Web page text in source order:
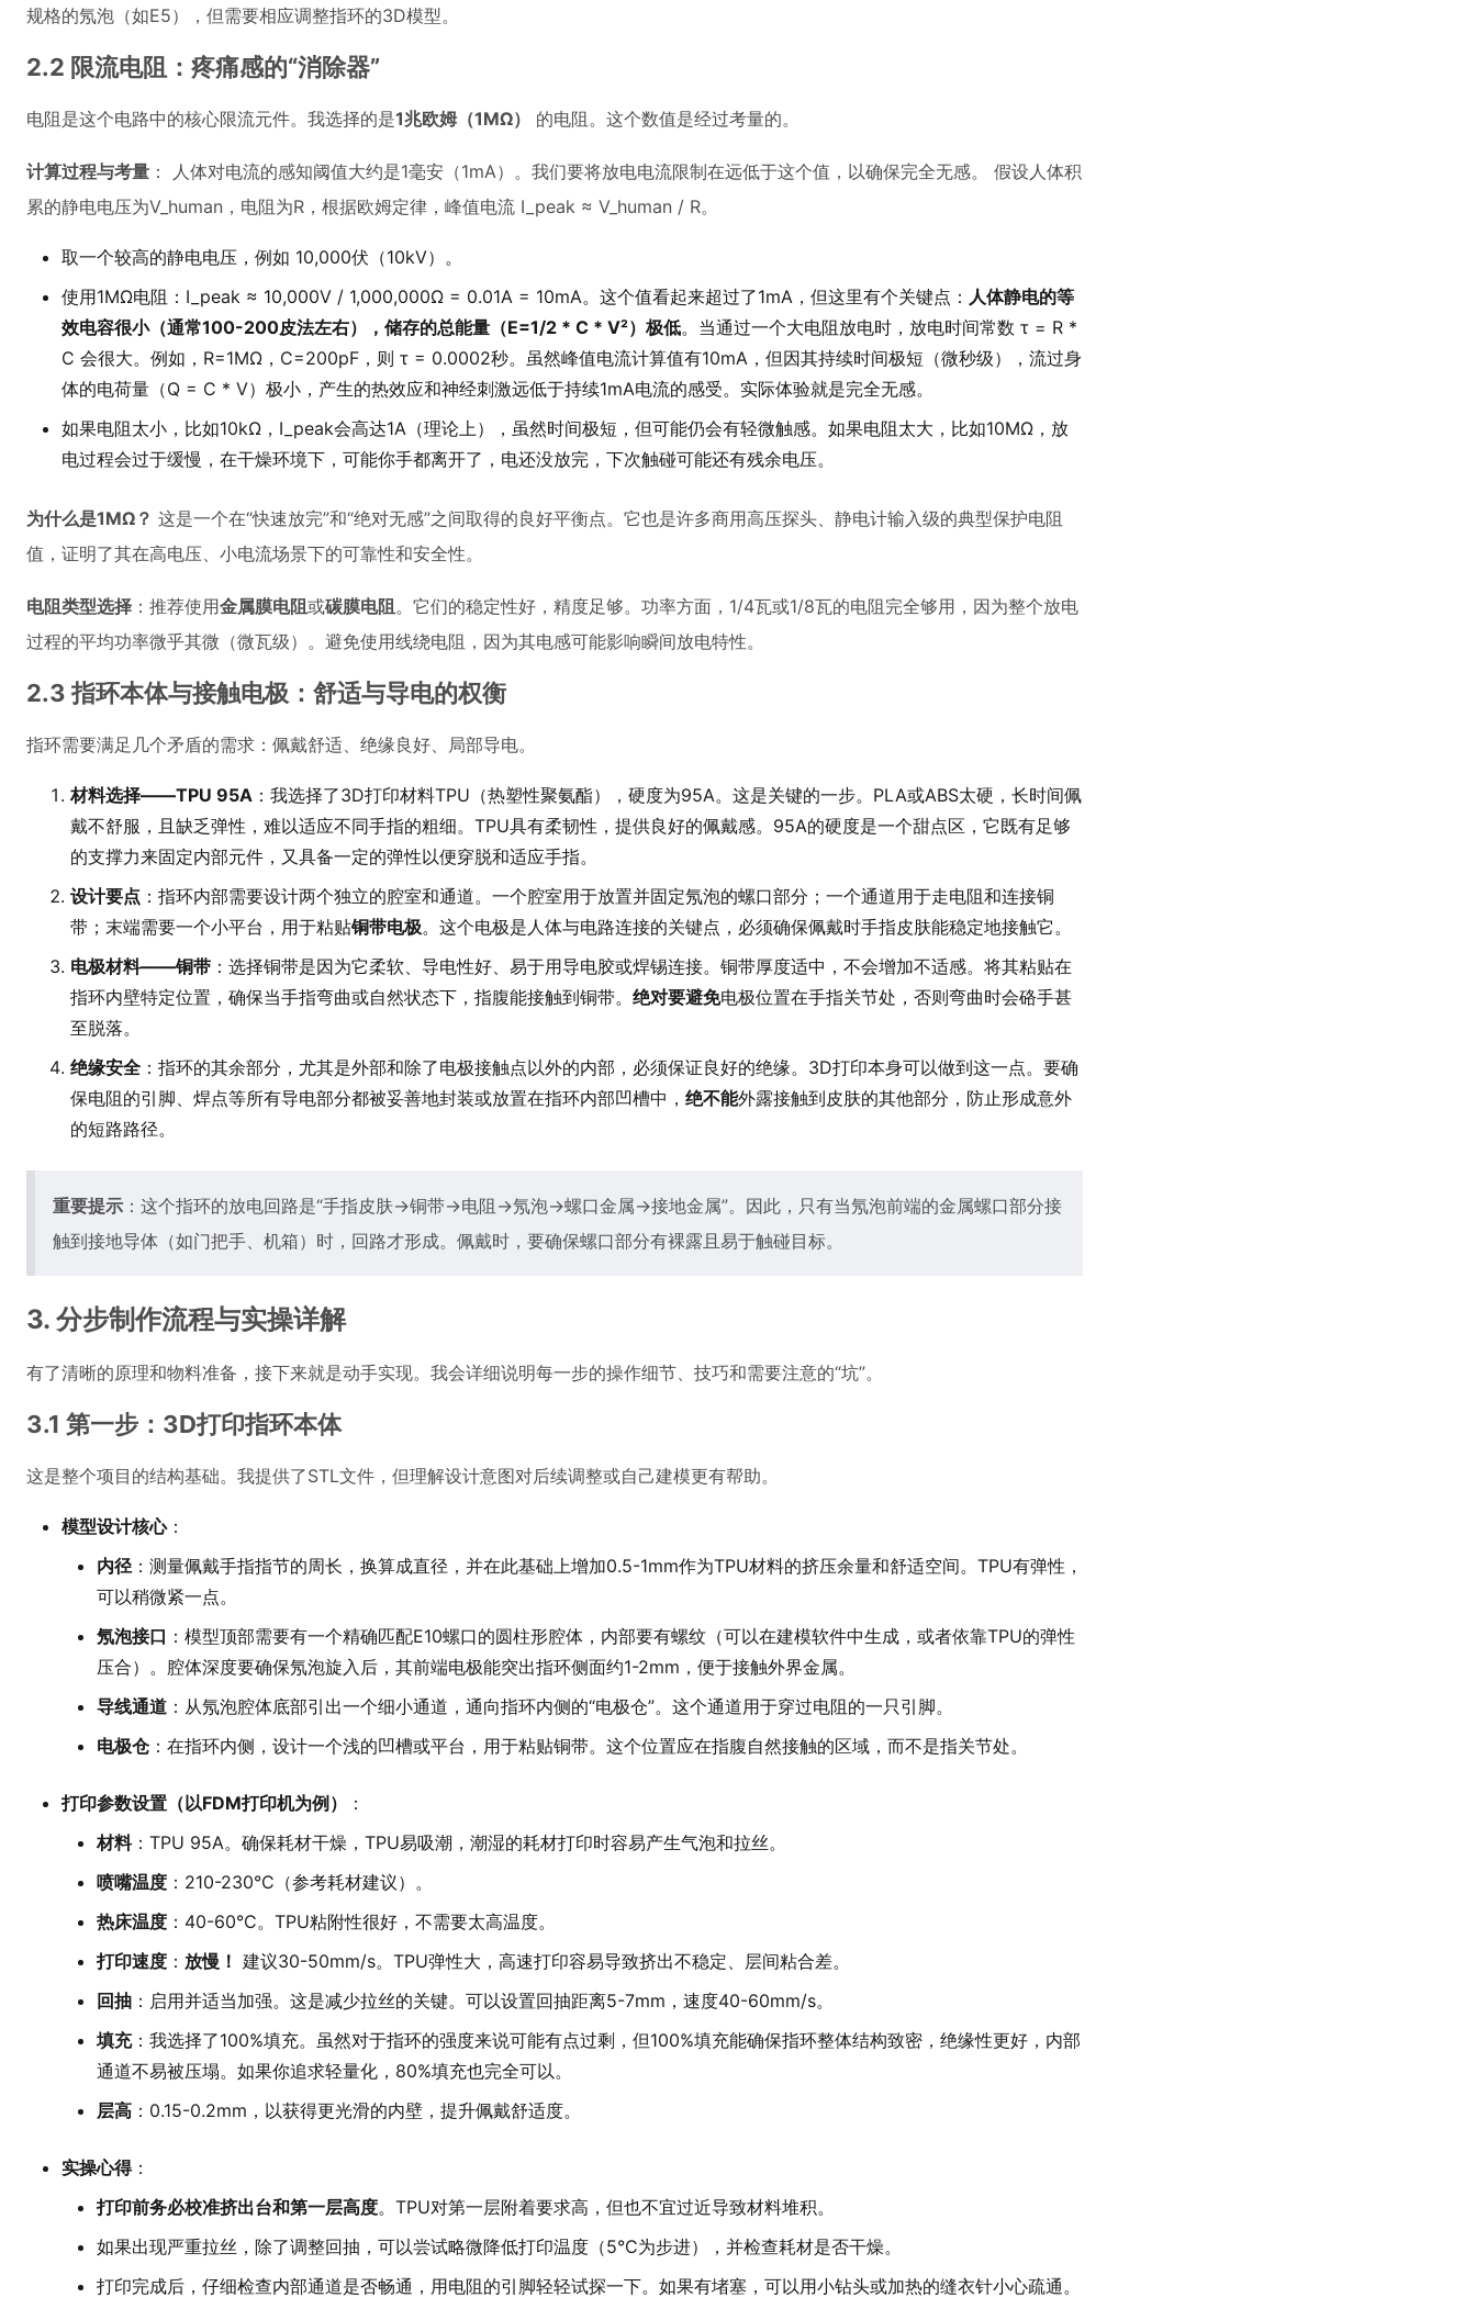
规格的氖泡（如E5），但需要相应调整指环的3D模型。
2.2 限流电阻：疼痛感的“消除器”
电阻是这个电路中的核心限流元件。我选择的是1兆欧姆（1MΩ） 的电阻。这个数值是经过考量的。
计算过程与考量 ： 人体对电流的感知阈值大约是1毫安（1mA）。我们要将放电电流限制在远低于这个值，以确保完全无感。 假设人体积
累的静电电压为V_human，电阻为R，根据欧姆定律，峰值电流 I_peak ≈ V_human / R。
取一个较高的静电电压，例如 10,000伏（10kV）。
使用1MΩ电阻：I_peak ≈ 10,000V / 1,000,000Ω = 0.01A = 10mA。这个值看起来超过了1mA，但这里有个关键点： 人体静电的等
效电容很小（通常100-200皮法左右），储存的总能量（E=1/2 * C * V²）极低。当通过一个大电阻放电时，放电时间常数 τ = R *
C 会很大。例如，R=1MΩ，C=200pF，则 τ = 0.0002秒。虽然峰值电流计算值有10mA，但因其持续时间极短（微秒级），流过身
体的电荷量（Q = C * V）极小，产生的热效应和神经刺激远低于持续1mA电流的感受。实际体验就是完全无感。
如果电阻太小，比如10kΩ，I_peak会高达1A（理论上），虽然时间极短，但可能仍会有轻微触感。如果电阻太大，比如10MΩ，放
电过程会过于缓慢，在干燥环境下，可能你手都离开了，电还没放完，下次触碰可能还有残余电压。
为什么是1MΩ？ 这是一个在“快速放完”和“绝对无感”之间取得的良好平衡点。它也是许多商用高压探头、静电计输入级的典型保护电阻
值，证明了其在高电压、小电流场景下的可靠性和安全性。
电阻类型选择 ：推荐使用金属膜电阻或碳膜电阻。它们的稳定性好，精度足够。功率方面，1/4瓦或1/8瓦的电阻完全够用，因为整个放电
过程的平均功率微乎其微（微瓦级）。避免使用线绕电阻，因为其电感可能影响瞬间放电特性。
2.3 指环本体与接触电极：舒适与导电的权衡
指环需要满足几个矛盾的需求：佩戴舒适、绝缘良好、局部导电。
材料选择——TPU 95A ：我选择了3D打印材料TPU（热塑性聚氨酯），硬度为95A。这是关键的一步。PLA或ABS太硬，长时间佩
戴不舒服，且缺乏弹性，难以适应不同手指的粗细。TPU具有柔韧性，提供良好的佩戴感。95A的硬度是一个甜点区，它既有足够
的支撑力来固定内部元件，又具备一定的弹性以便穿脱和适应手指。
设计要点 ：指环内部需要设计两个独立的腔室和通道。一个腔室用于放置并固定氖泡的螺口部分；一个通道用于走电阻和连接铜
带；末端需要一个小平台，用于粘贴铜带电极。这个电极是人体与电路连接的关键点，必须确保佩戴时手指皮肤能稳定地接触它。
电极材料——铜带 ：选择铜带是因为它柔软、导电性好、易于用导电胶或焊锡连接。铜带厚度适中，不会增加不适感。将其粘贴在
指环内壁特定位置，确保当手指弯曲或自然状态下，指腹能接触到铜带。 绝对要避免电极位置在手指关节处，否则弯曲时会硌手甚
至脱落。
绝缘安全 ：指环的其余部分，尤其是外部和除了电极接触点以外的内部，必须保证良好的绝缘。3D打印本身可以做到这一点。要确
保电阻的引脚、焊点等所有导电部分都被妥善地封装或放置在指环内部凹槽中， 绝不能外露接触到皮肤的其他部分，防止形成意外
的短路路径。
重要提示 ：这个指环的放电回路是“手指皮肤->铜带->电阻->氖泡->螺口金属->接地金属”。因此，只有当氖泡前端的金属螺口部分接
触到接地导体（如门把手、机箱）时，回路才形成。佩戴时，要确保螺口部分有裸露且易于触碰目标。
3. 分步制作流程与实操详解
有了清晰的原理和物料准备，接下来就是动手实现。我会详细说明每一步的操作细节、技巧和需要注意的“坑”。
3.1 第一步：3D打印指环本体
这是整个项目的结构基础。我提供了STL文件，但理解设计意图对后续调整或自己建模更有帮助。
模型设计核心：
内径：测量佩戴手指指节的周长，换算成直径，并在此基础上增加0.5-1mm作为TPU材料的挤压余量和舒适空间。TPU有弹性，
可以稍微紧一点。
氖泡接口 ：模型顶部需要有一个精确匹配E10螺口的圆柱形腔体，内部要有螺纹（可以在建模软件中生成，或者依靠TPU的弹性
压合）。腔体深度要确保氖泡旋入后，其前端电极能突出指环侧面约1-2mm，便于接触外界金属。
导线通道 ：从氖泡腔体底部引出一个细小通道，通向指环内侧的“电极仓”。这个通道用于穿过电阻的一只引脚。
电极仓：在指环内侧，设计一个浅的凹槽或平台，用于粘贴铜带。这个位置应在指腹自然接触的区域，而不是指关节处。
打印参数设置（以FDM打印机为例）
：
材料：TPU 95A。确保耗材干燥，TPU易吸潮，潮湿的耗材打印时容易产生气泡和拉丝。
喷嘴温度 ：210-230°C（参考耗材建议）。
热床温度 ：40-60°C。TPU粘附性很好，不需要太高温度。
打印速度 ： 放慢！ 建议30-50mm/s。TPU弹性大，高速打印容易导致挤出不稳定、层间粘合差。
回抽 ：启用并适当加强。这是减少拉丝的关键。可以设置回抽距离5-7mm，速度40-60mm/s。
填充：我选择了100%填充。虽然对于指环的强度来说可能有点过剩，但100%填充能确保指环整体结构致密，绝缘性更好，内部
通道不易被压塌。如果你追求轻量化，80%填充也完全可以。
层高 ：0.15-0.2mm，以获得更光滑的内壁，提升佩戴舒适度。
实操心得：
打印前务必校准挤出台和第一层高度。TPU对第一层附着要求高，但也不宜过近导致材料堆积。
如果出现严重拉丝，除了调整回抽，可以尝试略微降低打印温度（5°C为步进），并检查耗材是否干燥。
打印完成后，仔细检查内部通道是否畅通，用电阻的引脚轻轻试探一下。如果有堵塞，可以用小钻头或加热的缝衣针小心疏通。